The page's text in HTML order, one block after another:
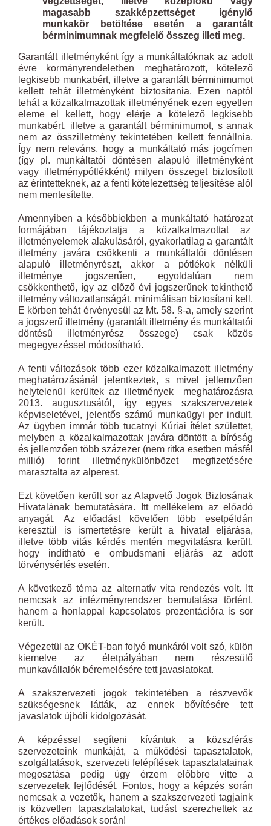
magasabb szakképzettséget igénylő
munkakör betöltése esetén a garantált
bérminimumnak megfelelő összeg illeti meg.
Garantált illetményként így a munkáltatóknak az adott
évre kormányrendeletben meghatározott, kötelező
legkisebb munkabért, illetve a garantált bérminimumot
kellett tehát illetményként biztosítania. Ezen naptól
tehát a közalkalmazottak illetményének ezen egyetlen
eleme el kellett, hogy elérje a kötelező legkisebb
munkabért, illetve a garantált bérminimumot, s annak
nem az összilletmény tekintetében kellett fennállnia.
Így nem releváns, hogy a munkáltató más jogcímen
(így pl. munkáltatói döntésen alapuló illetményként
vagy illetménypótlékként) milyen összeget biztosított
az érintetteknek, az a fenti kötelezettség teljesítése alól
nem mentesítette.
Amennyiben a későbbiekben a munkáltató határozat
formájában tájékoztatja a közalkalmazottat az
illetményelemek alakulásáról, gyakorlatilag a garantált
illetmény javára csökkenti a munkáltatói döntésen
alapuló illetményrészt, akkor a pótlékok nélküli
illetménye jogszerűen, egyoldalúan nem
csökkenthető, így az előző évi jogszerűnek tekinthető
illetmény változatlanságát, minimálisan biztosítani kell.
E körben tehát érvényesül az Mt. 58. §-a, amely szerint
a jogszerű illetmény (garantált illetmény és munkáltatói
döntésű illetményrész összege) csak közös
megegyezéssel módosítható.
A fenti változások több ezer közalkalmazott illetmény
meghatározásánál jelentkeztek, s mivel jellemzően
helytelenül kerültek az illetmények meghatározásra
2013. augusztusától, így egyes szakszervezetek
képviseletével, jelentős számú munkaügyi per indult.
Az ügyben immár több tucatnyi Kúriai ítélet születtet,
melyben a közalkalmazottak javára döntött a bíróság
és jellemzően több százezer (nem ritka esetben másfél
millió) forint illetménykülönbözet megfizetésére
marasztalta az alperest.
Ezt követően került sor az Alapvető Jogok Biztosának
Hivatalának bemutatására. Itt mellékelem az előadó
anyagát. Az előadást követően több esetpéldán
keresztül is ismertetésre került a hivatal eljárása,
illetve több vitás kérdés mentén megvitatásra került,
hogy indítható e ombudsmani eljárás az adott
törvénysértés esetén.
A következő téma az alternatív vita rendezés volt. Itt
nemcsak az intézményrendszer bemutatása történt,
hanem a honlappal kapcsolatos prezentációra is sor
került.
Végezetül az OKÉT-ban folyó munkáról volt szó, külön
kiemelve az életpályában nem részesülő
munkavállalók béremelésére tett javaslatokat.
A szakszervezeti jogok tekintetében a részvevők
szükségesnek látták, az ennek bővítésére tett
javaslatok újbóli kidolgozását.
A képzéssel segíteni kívántuk a közszférás
szervezeteink munkáját, a működési tapasztalatok,
szolgáltatások, szervezeti felépítések tapasztalatainak
megosztása pedig úgy érzem előbbre vitte a
szervezetek fejlődését. Fontos, hogy a képzés során
nemcsak a vezetők, hanem a szakszervezeti tagjaink
is közvetlen tapasztalatokat, tudást szerezhettek az
értékes előadások során!